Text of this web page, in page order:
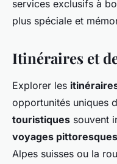
services exclusifs à
plus spéciale et
Itinéraires et
Explorer les
opportunités uniques
touristiques souvent
voyages pittoresques
Alpes suisses ou la